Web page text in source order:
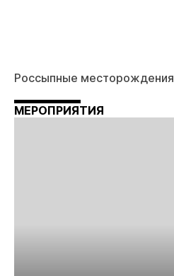
Россыпные месторождения
МЕРОПРИЯТИЯ